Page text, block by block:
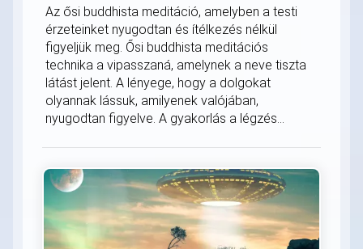
Az ősi buddhista meditáció, amelyben a testi
érzeteinket nyugodtan és ítélkezés nélkül
figyeljük meg. Ősi buddhista meditációs
technika a vipasszaná, amelynek a neve tiszta
látást jelent. A lényege, hogy a dolgokat
olyannak lássuk, amilyenek valójában,
nyugodtan figyelve. A gyakorlás a légzés...